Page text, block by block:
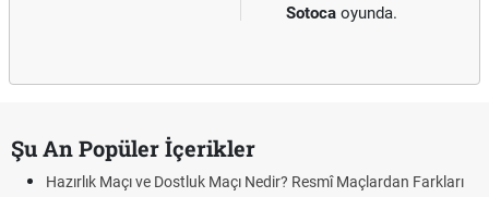
Sotoca oyunda.
Şu An Popüler İçerikler
Hazırlık Maçı ve Dostluk Maçı Nedir? Resmî Maçlardan Farkları